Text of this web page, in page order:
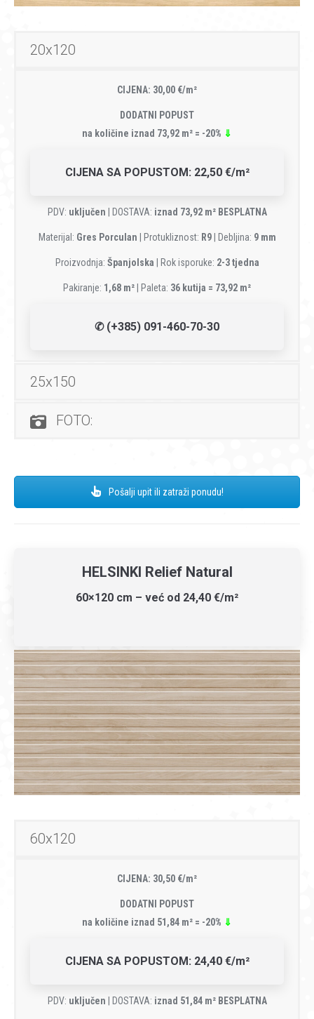
20x120
CIJENA: 30,00 €/m²
DODATNI POPUST
na količine iznad 73,92 m² = -20% ⇓
CIJENA SA POPUSTOM: 22,50 €/m²
PDV: uključen | DOSTAVA: iznad 73,92 m² BESPLATNA
Materijal: Gres Porculan | Protukliznost: R9 | Debljina: 9 mm
Proizvodnja: Španjolska | Rok isporuke: 2-3 tjedna
Pakiranje: 1,68 m² | Paleta: 36 kutija = 73,92 m²
✆ (+385) 091-460-70-30
25x150
FOTO:
Pošalji upit ili zatraži ponudu!
HELSINKI Relief Natural
60×120 cm – već od 24,40 €/m²
60x120
CIJENA: 30,50 €/m²
DODATNI POPUST
na količine iznad 51,84 m² = -20% ⇓
CIJENA SA POPUSTOM: 24,40 €/m²
PDV: uključen | DOSTAVA: iznad 51,84 m² BESPLATNA